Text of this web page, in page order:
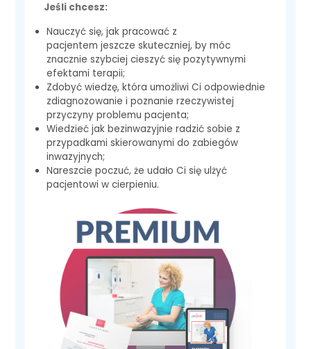
Jeśli chcesz:
Nauczyć się, jak pracować z
pacjentem jeszcze skuteczniej, by móc
znacznie szybciej cieszyć się pozytywnymi
efektami terapii;
Zdobyć wiedzę, która umożliwi Ci odpowiednie
zdiagnozowanie i poznanie rzeczywistej
przyczyny problemu pacjenta;
Wiedzieć jak bezinwazyjnie radzić sobie z
przypadkami skierowanymi do zabiegów
inwazyjnych;
Nareszcie poczuć, że udało Ci się ulżyć
pacjentowi w cierpieniu.